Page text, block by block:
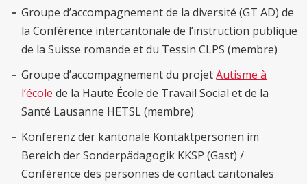
Groupe d’accompagnement de la diversité (GT AD) de
la Conférence intercantonale de l’instruction publique
de la Suisse romande et du Tessin CLPS (membre)
Groupe d’accompagnement du projetAutisme à
l’école de la Haute École de Travail Social et de la
Santé Lausanne HETSL (membre)
Konferenz der kantonale Kontaktpersonen im
Bereich der Sonderpädagogik KKSP (Gast) /
Conférence des personnes de contact cantonales